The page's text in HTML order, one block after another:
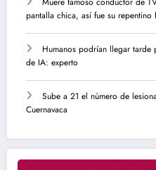
pantalla chica, así fue su repentino
Humanos podrían llegar tarde
de IA: experto
Sube a 21 el número de
Cuernavaca